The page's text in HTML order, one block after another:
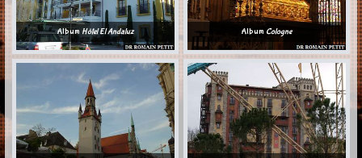
Album Hôtel El Andaluz Album Cologne